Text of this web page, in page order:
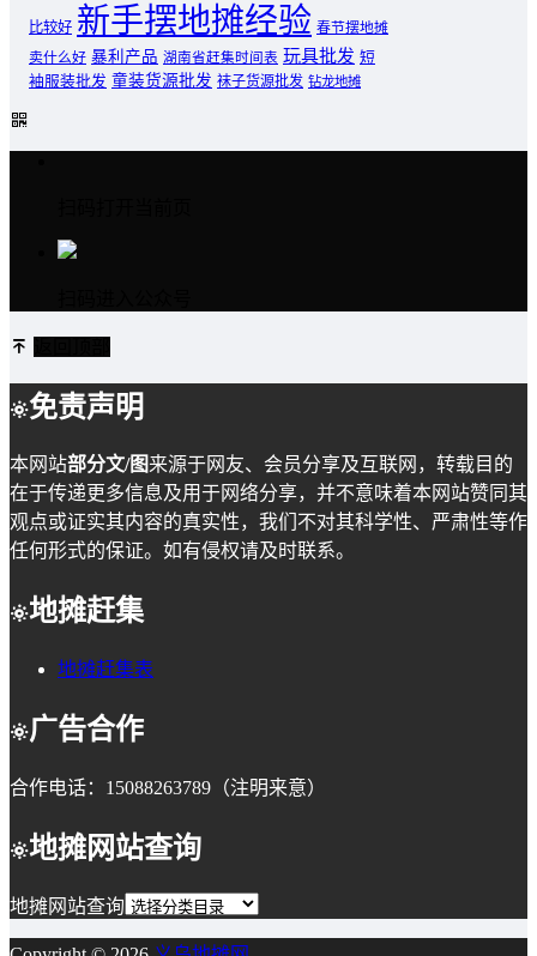
比较好 新手摆地摊经验 春节摆地摊
卖什么好 暴利产品 湖南省赶集时间表 玩具批发 短
袖服装批发 童装货源批发 袜子货源批发 钻龙地摊
免责声明
本网站部分文/图来源于网友、会员分享及互联网，转载目的
在于传递更多信息及用于网络分享，并不意味着本网站赞同其
观点或证实其内容的真实性，我们不对其科学性、严肃性等作
任何形式的保证。如有侵权请及时联系。
地摊赶集
地摊赶集表
广告合作
合作电话：15088263789（注明来意）
地摊网站查询
地摊网站查询